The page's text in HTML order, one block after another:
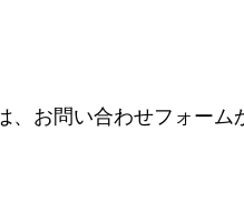
、お問い合わせフォーム